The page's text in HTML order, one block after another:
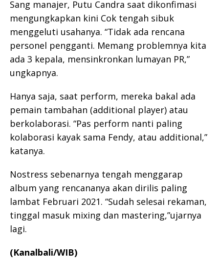
Sang manajer, Putu Candra saat dikonfimasi
mengungkapkan kini Cok tengah sibuk
menggeluti usahanya. “Tidak ada rencana
personel pengganti. Memang problemnya kita
ada 3 kepala, mensinkronkan lumayan PR,”
ungkapnya.
Hanya saja, saat perform, mereka bakal ada
pemain tambahan (additional player) atau
berkolaborasi. “Pas perform nanti paling
kolaborasi kayak sama Fendy, atau additional,”
katanya.
Nostress sebenarnya tengah menggarap
album yang rencananya akan dirilis paling
lambat Februari 2021. “Sudah selesai rekaman,
tinggal masuk mixing dan mastering,”ujarnya
lagi.
(Kanalbali/WIB)